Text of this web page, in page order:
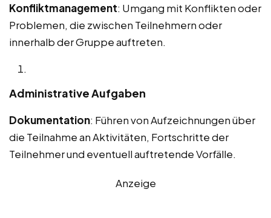
Konfliktmanagement: Umgang mit Konflikten oder
Problemen, die zwischen Teilnehmern oder
innerhalb der Gruppe auftreten.
Administrative Aufgaben
Dokumentation: Führen von Aufzeichnungen über
die Teilnahme an Aktivitäten, Fortschritte der
Teilnehmer und eventuell auftretende Vorfälle.
Anzeige